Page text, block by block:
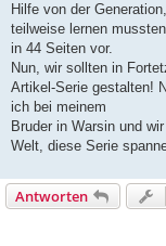
Hilfe von der
teilweise lernen
in 44 Seiten vor.
Nun, wir sollten in
Artikel-Serie gestalten!
ich bei meinem
Bruder in Warsin und
Welt, diese Serie
Antworten